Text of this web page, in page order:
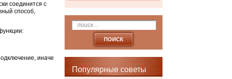
Популярные советы
соединится с
способ,
иначе